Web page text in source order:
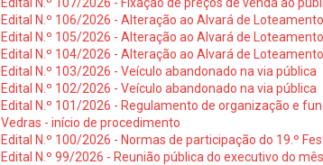
Edital N.º 106/2026 - Alteração ao Alvará de Loteamento
Edital N.º 105/2026 - Alteração ao Alvará de Loteamento
Edital N.º 104/2026 - Alteração ao Alvará de Loteamento
Edital N.º 103/2026 - Veículo abandonado na via pública
Edital N.º 102/2026 - Veículo abandonado na via pública
Edital N.º 101/2026 - Regulamento de organização e
Vedras - início de procedimento
Edital N.º 100/2026 - Normas de participação do 19.º
Edital N.º 99/2026 - Reunião pública do executivo do